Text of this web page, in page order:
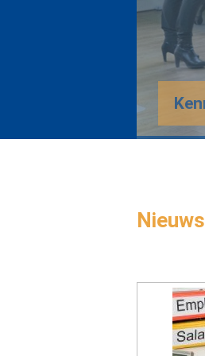
Nieuws